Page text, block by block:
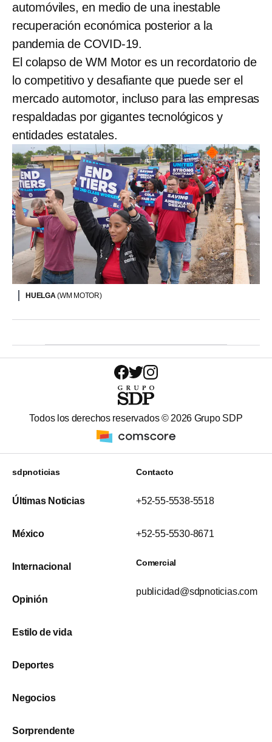
automóviles, en medio de una inestable
recuperación económica posterior a la
pandemia de COVID-19.
El colapso de WM Motor es un recordatorio de
lo competitivo y desafiante que puede ser el
mercado automotor, incluso para las empresas
respaldadas por gigantes tecnológicos y
entidades estatales.
HUELGA(WM MOTOR)
Todos los derechos reservados © 2026 Grupo SDP
sdpnoticias
Últimas Noticias
México
Internacional
Opinión
Estilo de vida
Deportes
Negocios
Sorprendente
Contacto
+52-55-5538-5518
+52-55-5530-8671
Comercial
publicidad@sdpnoticias.com